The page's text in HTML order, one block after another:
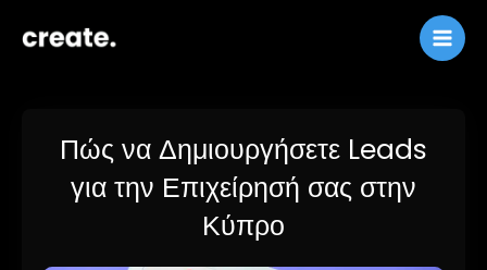
στο
Πώς να Δημιουργήσετε Leads
για την Επιχείρησή σας στην
Κύπρο